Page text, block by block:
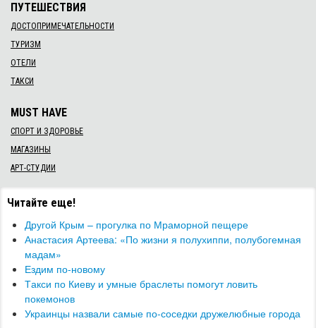
ПУТЕШЕСТВИЯ
ДОСТОПРИМЕЧАТЕЛЬНОСТИ
ТУРИЗМ
ОТЕЛИ
ТАКСИ
MUST HAVE
СПОРТ И ЗДОРОВЬЕ
МАГАЗИНЫ
АРТ-СТУДИИ
Читайте еще!
Другой Крым – прогулка по Мраморной пещере
Анастасия Артеева: «По жизни я полухиппи, полубогемная
мадам»
​Ездим по-новому
Т​акси по Киеву и умные браслеты помогут ловить
покемонов
Украинцы назвали самые по-соседки дружелюбные города